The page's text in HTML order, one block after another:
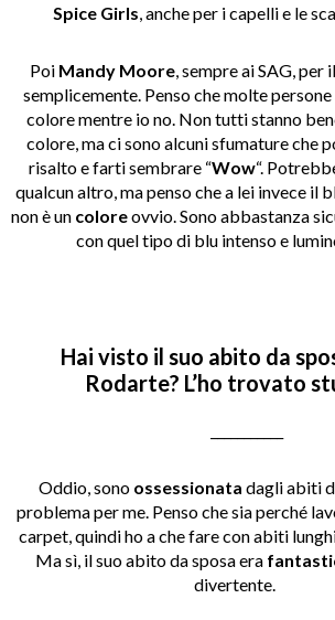
Spice Girls , anche per i capelli e le
Poi Mandy Moore, sempre ai SAG, per
semplicemente. Penso che molte
colore mentre io no. Non tutti stanno
colore, ma ci sono alcuni sfumature che
risalto e farti sembrare “Wow“.
qualcun altro, ma penso che a lei invece il
non è un coloreovvio. Sono abbastanza
con quel tipo di blu intenso e
Hai visto il suo abito da
Rodarte? L’ho trovato
Oddio, sono ossessionata dagli abiti
problema per me. Penso che sia perché
carpet, quindi ho a che fare con abiti
Ma sì, il suo abito da sposa era
divertente.